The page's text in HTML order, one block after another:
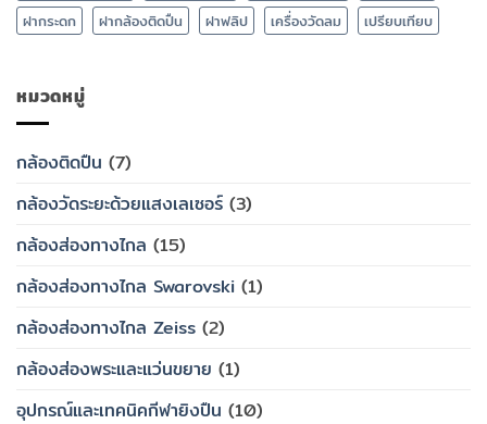
ฝากระดก
ฝากล้องติดปืน ฝาฟลิป เครื่องวัดลม เปรียบเทียบ
หมวดหมู่
กล้องติดปืน (7)
กล้องวัดระยะด้วยแสงเลเซอร์ (3)
กล้องส่องทางไกล (15)
กล้องส่องทางไกล Swarovski (1)
กล้องส่องทางไกล Zeiss (2)
กล้องส่องพระและแว่นขยาย (1)
อุปกรณ์และเทคนิคกีฬายิงปืน (10)